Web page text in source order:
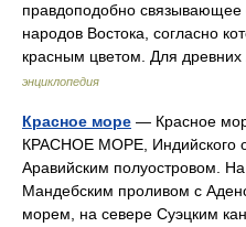
правдоподобно связывающее
народов Востока, согласно
красным цветом. Для
энциклопедия
Красное море — Красное
КРАСНОЕ МОРЕ, Индийского
Аравийским полуостровом.
Мандебским проливом с
морем, на севере Суэцким